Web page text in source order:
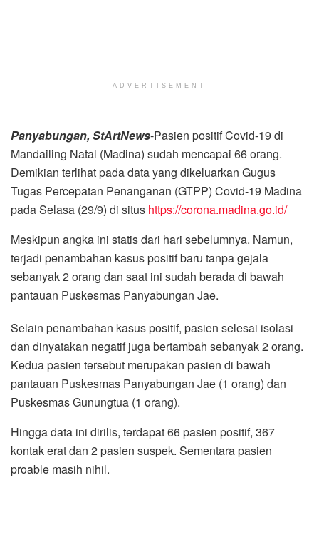
ADVERTISEMENT
Panyabungan, StArtNews-Pasien positif Covid-19 di
Mandailing Natal (Madina) sudah mencapai 66 orang.
Demikian terlihat pada data yang dikeluarkan Gugus
Tugas Percepatan Penanganan (GTPP) Covid-19 Madina
pada Selasa (29/9) di situs https://corona.madina.go.id/
Meskipun angka ini statis dari hari sebelumnya. Namun,
terjadi penambahan kasus positif baru tanpa gejala
sebanyak 2 orang dan saat ini sudah berada di bawah
pantauan Puskesmas Panyabungan Jae.
Selain penambahan kasus positif, pasien selesai isolasi
dan dinyatakan negatif juga bertambah sebanyak 2 orang.
Kedua pasien tersebut merupakan pasien di bawah
pantauan Puskesmas Panyabungan Jae (1 orang) dan
Puskesmas Gunungtua (1 orang).
Hingga data ini dirilis, terdapat 66 pasien positif, 367
kontak erat dan 2 pasien suspek. Sementara pasien
proable masih nihil.